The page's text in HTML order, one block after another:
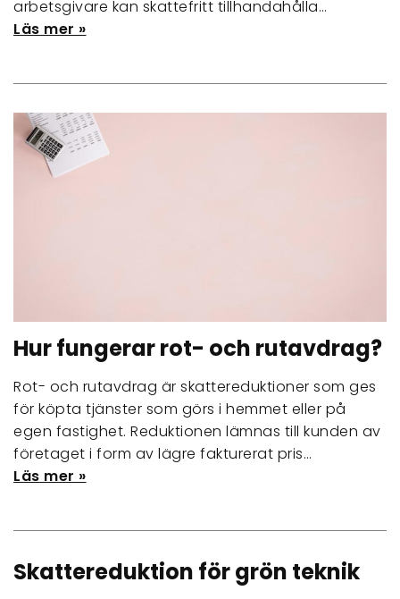
arbetsgivare kan skattefritt tillhandahålla…
Läs mer »
Hur fungerar rot- och rutavdrag?
Rot- och rutavdrag är skattereduktioner som ges
för köpta tjänster som görs i hemmet eller på
egen fastighet. Reduktionen lämnas till kunden av
företaget i form av lägre fakturerat pris…
Läs mer »
Skattereduktion för grön teknik